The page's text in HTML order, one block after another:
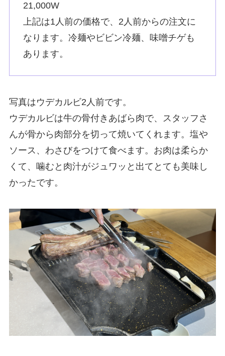
21,000W
上記は1人前の価格で、2人前からの注文に
なります。冷麺やビビン冷麺、味噌チゲも
あります。
写真はウデカルビ2人前です。
ウデカルビは牛の骨付きあばら肉で、スタッフさ
んが骨から肉部分を切って焼いてくれます。塩や
ソース、わさびをつけて食べます。お肉は柔らか
くて、噛むと肉汁がジュワッと出てとても美味し
かったです。